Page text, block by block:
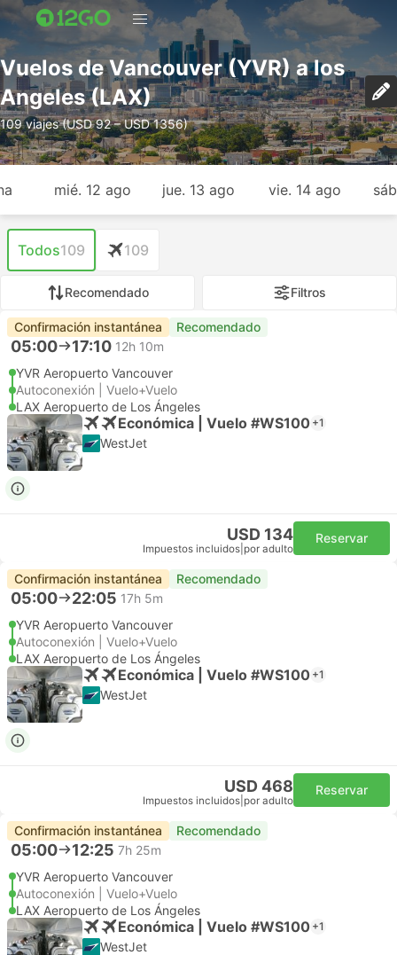
Vuelos de Vancouver (YVR) a los
Angeles (LAX)
109 viajes (USD 92 – USD 1356)
mié. 12 ago jue. 13 ago vie. 14 ago
Todos109 109
Recomendado Filtros
Confirmación instantánea Recomendado
05:00 17:10 12h 10m
YVR Aeropuerto Vancouver
Autoconexión | Vuelo+Vuelo
LAX Aeropuerto de Los Ángeles
Económica | Vuelo #WS100 +1
WestJet
USD 134
Impuestos incluidos por adulto
Reservar
Confirmación instantánea Recomendado
05:00 22:05 17h 5m
YVR Aeropuerto Vancouver
Autoconexión | Vuelo+Vuelo
LAX Aeropuerto de Los Ángeles
Económica | Vuelo #WS100 +1
WestJet
USD 468
Impuestos incluidos por adulto
Reservar
Confirmación instantánea Recomendado
05:00 12:25 7h 25m
YVR Aeropuerto Vancouver
Autoconexión | Vuelo+Vuelo
LAX Aeropuerto de Los Ángeles
Económica | Vuelo #WS100 +1
WestJet